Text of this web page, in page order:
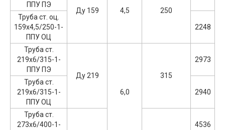
ППУ ПЭ
Ду 159 4,5 250
Труба ст. оц.
159х4,5/250-1-
ППУ ОЦ
2248
Труба ст.
219х6/315-1-
ППУ ПЭ
Ду 219
6,0
315
2973
Труба ст.
219х6/315-1-
ППУ ОЦ
2940
Труба ст.
273х6/400-1-
4536